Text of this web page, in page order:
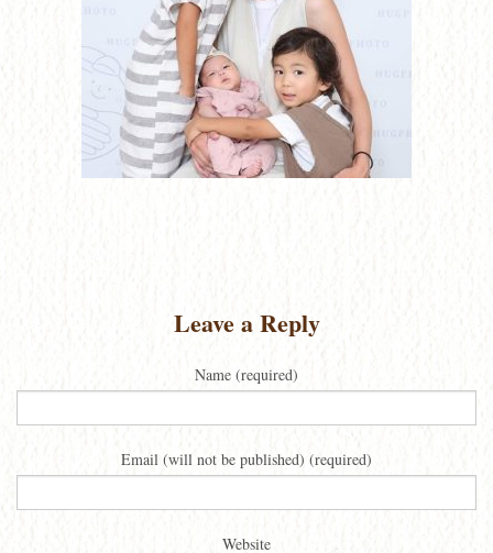
Leave a Reply
Name (required)
Email (will not be published) (required)
Website